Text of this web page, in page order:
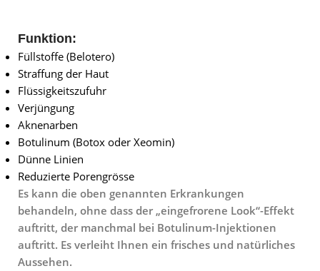
Funktion:
Füllstoffe (Belotero)
Straffung der Haut
Flüssigkeitszufuhr
Verjüngung
Aknenarben
Botulinum (Botox oder Xeomin)
Dünne Linien
Reduzierte Porengrösse
Es kann die oben genannten Erkrankungen
behandeln, ohne dass der „eingefrorene Look“-Effekt
auftritt, der manchmal bei Botulinum-Injektionen
auftritt. Es verleiht Ihnen ein frisches und natürliches
Aussehen.